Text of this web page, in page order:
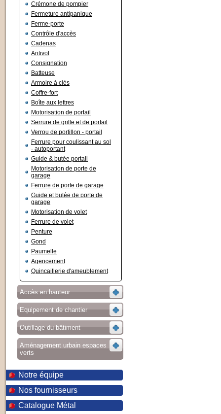
Crémone de pompier
Fermeture antipanique
Ferme-porte
Contrôle d'accès
Cadenas
Antivol
Consignation
Batteuse
Armoire à clés
Coffre-fort
Boîte aux lettres
Motorisation de portail
Serrure de grille et de portail
Verrou de portillon - portail
Ferrure pour coulissant au sol
- autoportant
Guide & butée portail
Motorisation de porte de
garage
Ferrure de porte de garage
Guide et butée de porte de
garage
Motorisation de volet
Ferrure de volet
Penture
Gond
Paumelle
Agencement
Quincaillerie d'ameublement
Accès en hauteur
Equipement de chantier
Outillage du bâtiment
Aménagement urbain espaces
verts
Notre équipe
Nos fournisseurs
Catalogue Métal